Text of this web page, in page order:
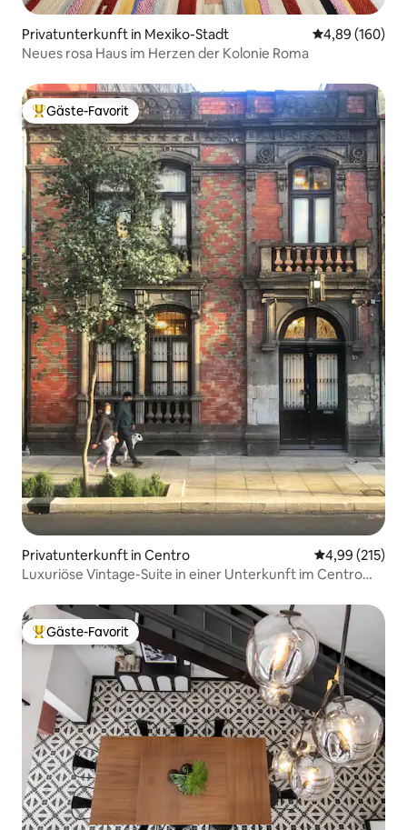
Privatunterkunft in Mexiko-Stadt
4,89 (160)
Neues rosa Haus im Herzen der Kolonie Roma
Beliebter Gäste-Favorit.
Gäste-Favorit
Privatunterkunft in Centro
4,99 (215)
Luxuriöse Vintage-Suite in einer Unterkunft im Centro
Beliebter Gäste-Favorit.
Gäste-Favorit